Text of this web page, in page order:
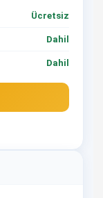
Ücretsiz
Dahil
Dahil